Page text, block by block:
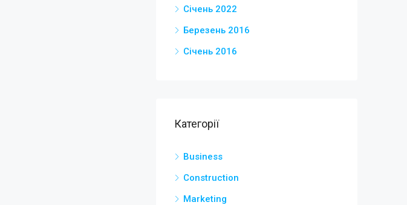
Січень 2022
Березень 2016
Січень 2016
Категорії
Business
Construction
Marketing